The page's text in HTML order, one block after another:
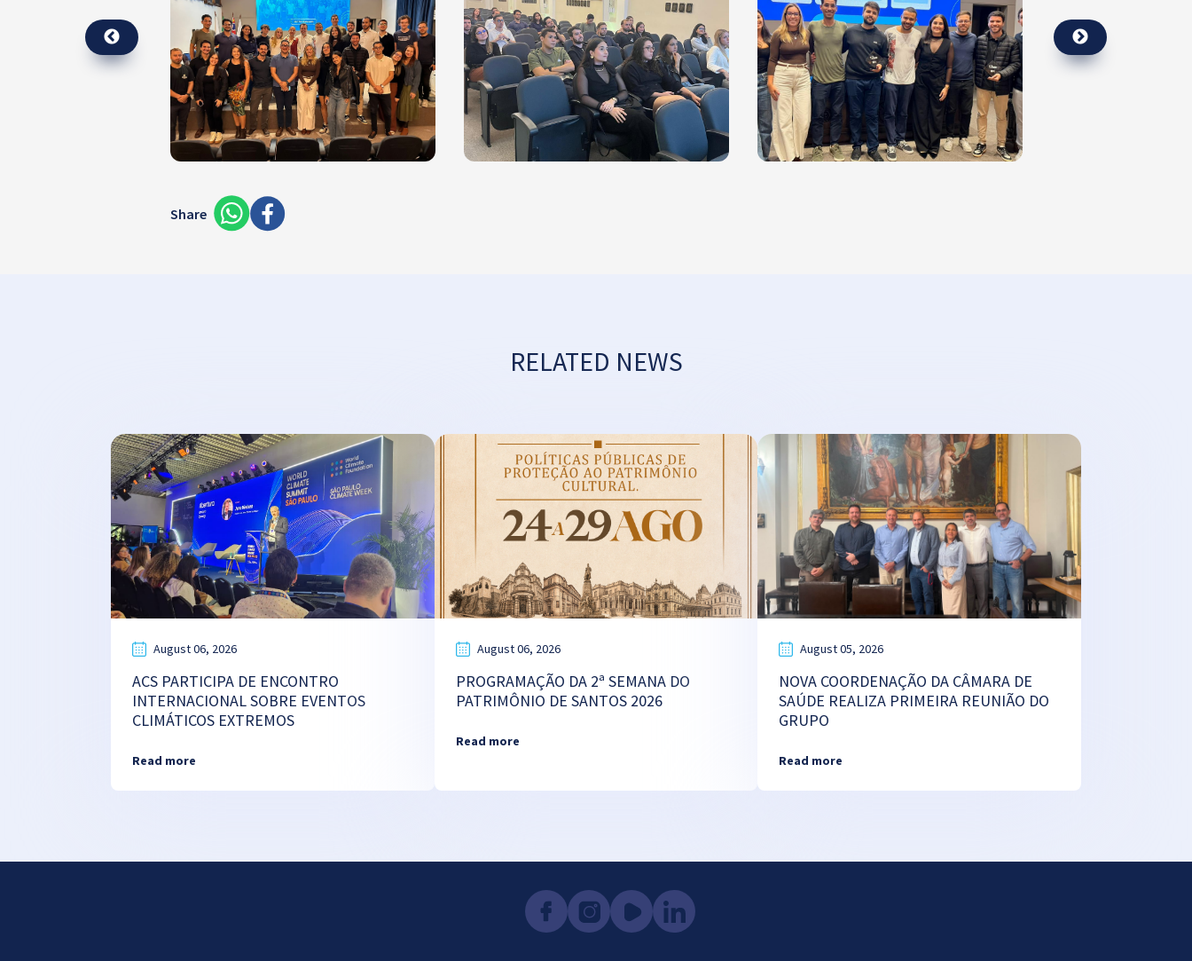
Share
RELATED NEWS
August 06, 2026
ACS PARTICIPA DE ENCONTRO
INTERNACIONAL SOBRE EVENTOS
CLIMÁTICOS EXTREMOS
Read more
August 06, 2026
PROGRAMAÇÃO DA 2ª SEMANA DO
PATRIMÔNIO DE SANTOS 2026
Read more
August 05, 2026
NOVA COORDENAÇÃO DA CÂMARA DE
SAÚDE REALIZA PRIMEIRA REUNIÃO DO
GRUPO
Read more